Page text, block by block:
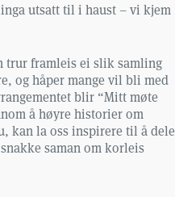
utsatt til i haust – vi kjem
trur framleis ei slik samling
og håper mange vil bli med
blir “Mitt møte
å høyre historier om
kan la oss inspirere til å dele
saman om korleis